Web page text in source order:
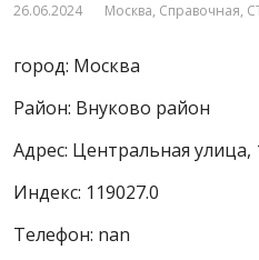
26.06.2024 Москва, Справочная,
город: Москва
Район: Внуково район
Адрес: Центральная улица,
Индекс: 119027.0
Телефон: nan